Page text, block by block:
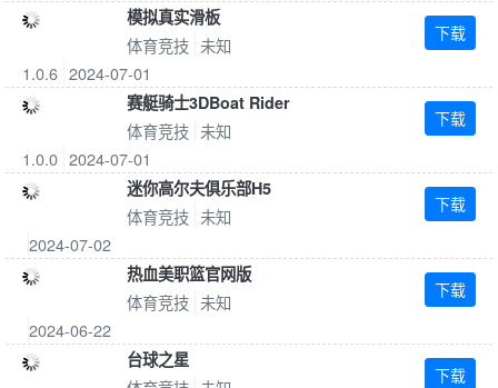
模拟真实滑板
体育竞技 未知
1.0.6 2024-07-01
下载
赛艇骑士3DBoat Rider
体育竞技 未知
1.0.0 2024-07-01
下载
迷你高尔夫俱乐部H5
体育竞技 未知
2024-07-02
下载
热血美职篮官网版
体育竞技 未知
2024-06-22
下载
台球之星
下载